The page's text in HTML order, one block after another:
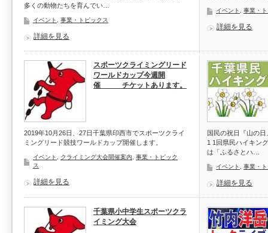
多くの動物たちを育んでい…
イベント 事業・トピックス
詳細を見る
イベント 事業・
詳細を見る
スポーツクライミングリード
ワールドカップ今週開
催 チケットあります。
2019年10月26日、27日千葉県印西市でスポーツクライ
ミングリード競技ワールドカップ開催します。
イベント クライミング大会開催案内
事業・トピック
ス
詳細を見る
国民の祝日『山の
1 1回県民ハイキン
は「ふるさとハ…
イベント 事業・
詳細を見る
千葉県小中学生スポーツクラ
イミング大会